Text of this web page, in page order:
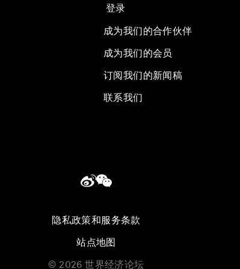
登录
成为我们的合作伙伴
成为我们的会员
订阅我们的新闻稿
联系我们
隐私政策和服务条款
站点地图
© 2026 世界经济论坛